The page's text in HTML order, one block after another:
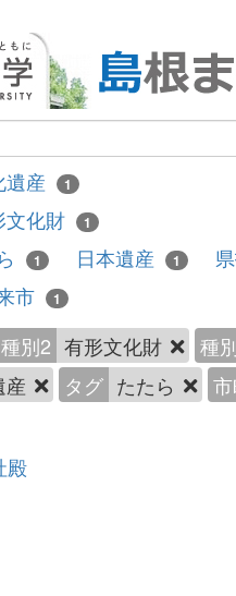
遺産 1
文化財 1
1 日本遺産 1
市 1
種別2 有形文化財
種
産 タグ たたら
殿